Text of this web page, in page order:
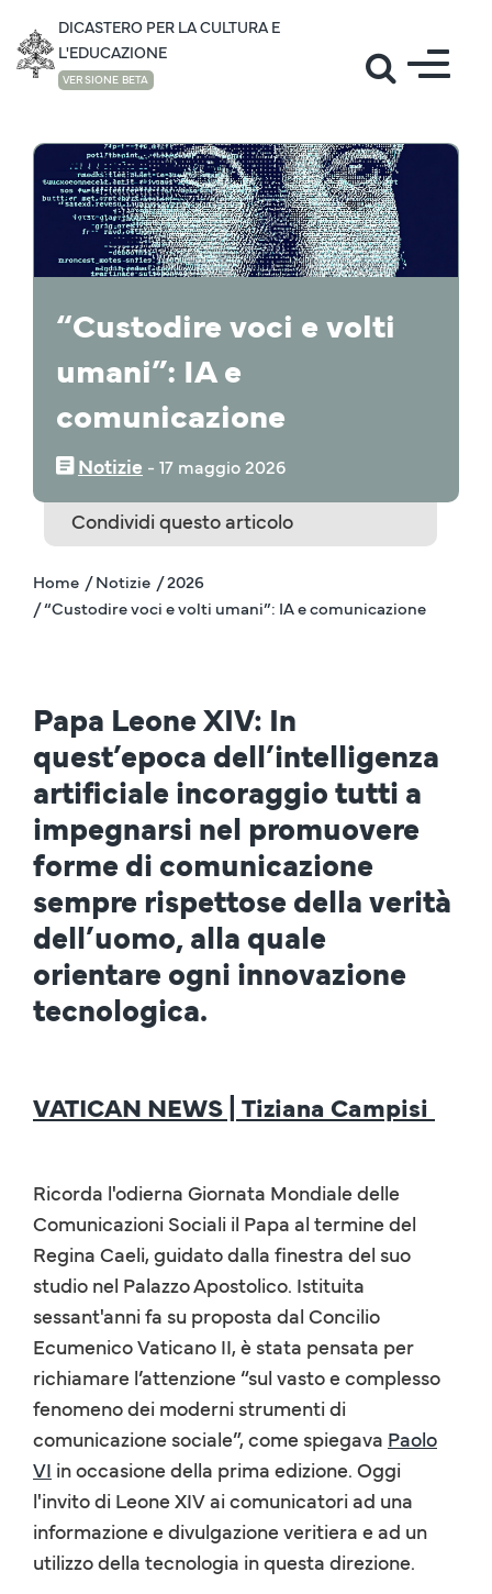
DICASTERO PER LA CULTURA E
L'EDUCAZIONE
VERSIONE BETA
NOTIZIE
“Custodire voci e volti
umani”: IA e
comunicazione
Notizie ‒ 17 maggio 2026
Condividi questo articolo
Home / Notizie / 2026
/ “Custodire voci e volti umani”: IA e comunicazione
Papa Leone XIV: In
quest’epoca dell’intelligenza
artificiale incoraggio tutti a
impegnarsi nel promuovere
forme di comunicazione
sempre rispettose della verità
dell’uomo, alla quale
orientare ogni innovazione
tecnologica.
VATICAN NEWS | Tiziana Campisi
Ricorda l'odierna Giornata Mondiale delle
Comunicazioni Sociali il Papa al termine del
Regina Caeli, guidato dalla finestra del suo
studio nel Palazzo Apostolico. Istituita
sessant'anni fa su proposta dal Concilio
Ecumenico Vaticano II, è stata pensata per
richiamare l’attenzione “sul vasto e complesso
fenomeno dei moderni strumenti di
comunicazione sociale”, come spiegava Paolo
VI in occasione della prima edizione. Oggi
l'invito di Leone XIV ai comunicatori ad una
informazione e divulgazione veritiera e ad un
utilizzo della tecnologia in questa direzione.